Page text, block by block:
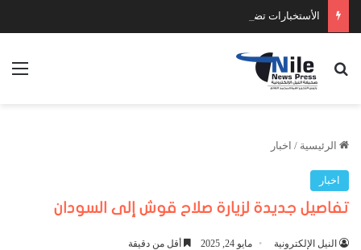
الأستخبارات تضبط عدد كبير من السلاح والمخدرات
بحث عن
الرئيسية / اخبار
اخبار
تفاصيل جديدة لزيارة صلاح قوش إلى السودان
النيل الإلكترونية مايو 24, 2025 أقل من دقيقة